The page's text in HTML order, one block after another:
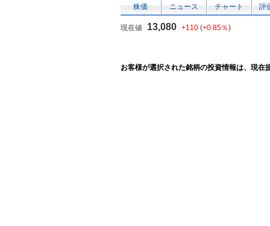
株価 ニュース チャート 評
現在値 13,080 +110 (+0.85％)
お客様が選択された銘柄の投資情報は、現在